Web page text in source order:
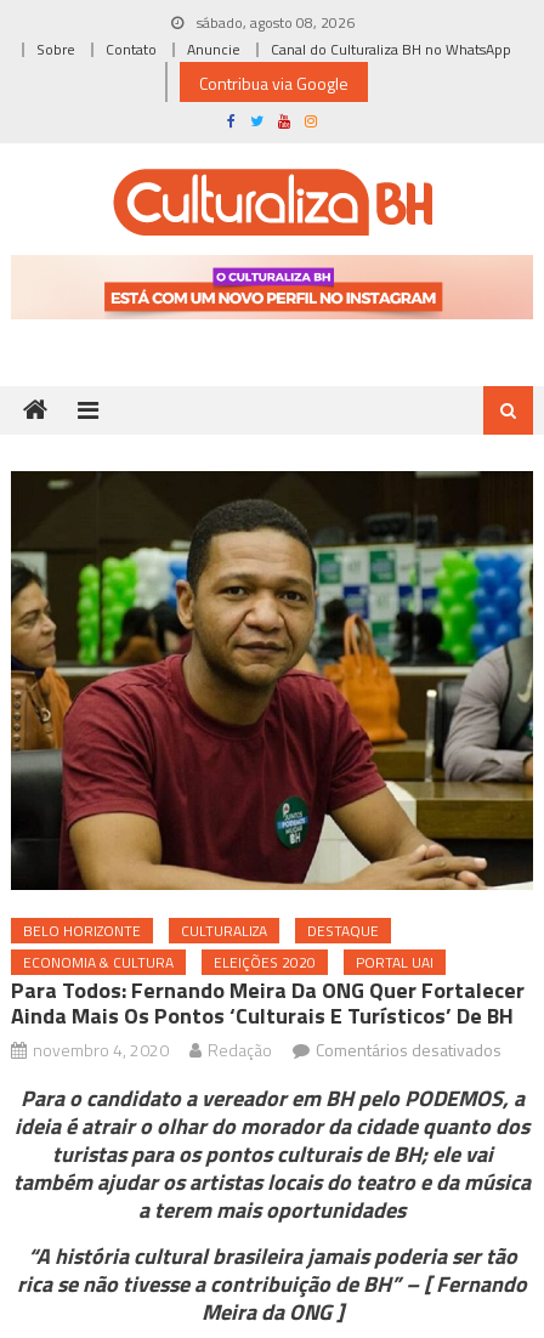
sábado, agosto 08, 2026
Sobre
Contato Anuncie Canal do Culturaliza BH no WhatsApp
Contribua via Google
BELO HORIZONTE CULTURALIZA
DESTAQUE
ECONOMIA & CULTURA
ELEIÇÕES 2020 PORTAL UAI
Para Todos: Fernando Meira Da ONG Quer Fortalecer
Ainda Mais Os Pontos ‘culturais E Turísticos’ De BH
novembro 4, 2020 Redação Comentários desativadosem
Meira
quer
Para o candidato a vereador em BH pelo PODEMOS, a
ideia é atrair o olhar do morador da cidade quanto dos
turistas para os pontos culturais de BH; ele vai
também ajudar os artistas locais do teatro e da música
a terem mais oportunidades
“A história cultural brasileira jamais poderia sertão
rica se não tivesse a contribuição de BH” – [ Fernando
Meira da ONG ]